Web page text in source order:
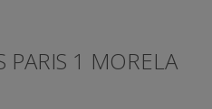
PARIS 1 MORELA